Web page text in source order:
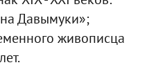
Давымуки»;
живописца